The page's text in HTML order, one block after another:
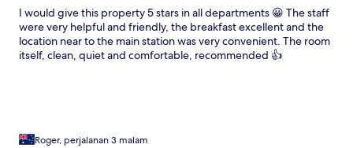
I would give this property 5 stars in all departments 😀 The staff
were very helpful and friendly, the breakfast excellent and the
location near to the main station was very convenient. The room
itself, clean, quiet and comfortable, recommended 👍
Roger, perjalanan 3 malam